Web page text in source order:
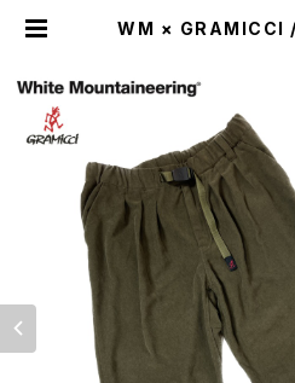
WM × GRAMICCI